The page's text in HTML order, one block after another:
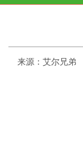
来源：艾尔兄弟